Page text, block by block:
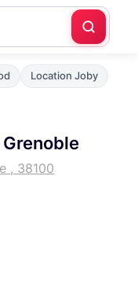
Location Joby
, 38100